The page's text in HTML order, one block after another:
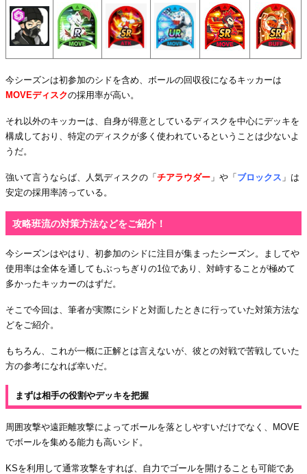
今シーズンは初参加のシドを含め、ボールの回収役になるキッカーは
MOVEディスクの採用率が高い。
それ以外のキッカーは、自身が得意としているディスクを中心にデッキを
構成しており、特定のディスクが多く使われているということは少ないよ
うだ。
強いて言うならば、人気ディスクの「 チアラウダー 」や「 ブロックス 」は
安定の採用率誇っている。
攻略班流の対策方法などをご紹介！
今シーズンはやはり、初参加のシドに注目が集まったシーズン。ましてや
使用率は全体を通してもぶっちぎりの1位であり、対峙することが極めて
多かったキッカーのはずだ。
そこで今回は、筆者が実際にシドと対面したときに行っていた対策方法な
どをご紹介。
もちろん、これが一概に正解とは言えないが、彼との対戦で苦戦していた
方の参考になれば幸いだ。
まずは相手の役割やデッキを把握
周囲攻撃や遠距離攻撃によってボールを落としやすいだけでなく、MOVE
でボールを集める能力も高いシド。
KSを利用して通常攻撃をすれば、自力でゴールを開けることも可能であ